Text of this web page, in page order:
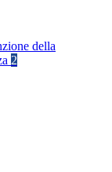
della
2